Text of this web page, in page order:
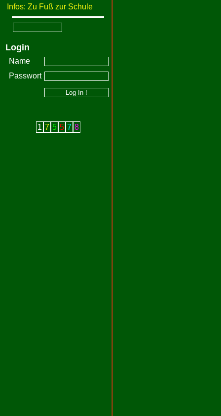
Infos: Zu Fuß zur Schule
Login
Name
Passwort
1 7 5 5 7 8